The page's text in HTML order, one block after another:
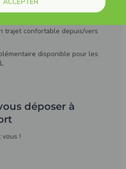
ACCEPTER
trajet confortable depuis/vers
disponible pour les
déposer à
vous !